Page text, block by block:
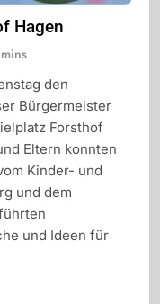
Hagen
den
Bürgermeister
Forsthof
Eltern konnten
Kinder- und
und dem
und Ideen für